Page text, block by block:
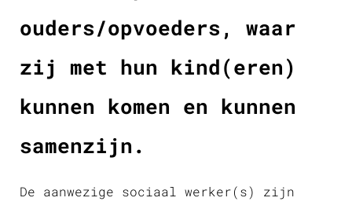
ouders/opvoeders, waar
zij met hun kind(eren)
kunnen komen en kunnen
samenzijn.
De aanwezige sociaal werker(s) zijn